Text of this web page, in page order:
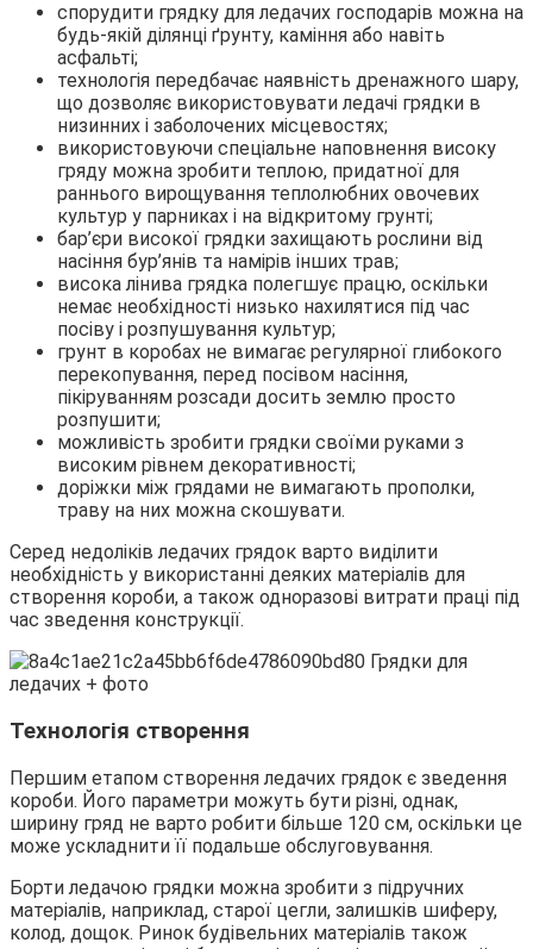
спорудити грядку для ледачих господарів можна на
будь-якій ділянці ґрунту, каміння або навіть
асфальті;
технологія передбачає наявність дренажного шару,
що дозволяє використовувати ледачі грядки в
низинних і заболочених місцевостях;
використовуючи спеціальне наповнення високу
гряду можна зробити теплою, придатної для
раннього вирощування теплолюбних овочевих
культур у парниках і на відкритому грунті;
бар’єри високої грядки захищають рослини від
насіння бур’янів та намірів інших трав;
висока лінива грядка полегшує працю, оскільки
немає необхідності низько нахилятися під час
посіву і розпушування культур;
грунт в коробах не вимагає регулярної глибокого
перекопування, перед посівом насіння,
пікіруванням розсади досить землю просто
розпушити;
можливість зробити грядки своїми руками з
високим рівнем декоративності;
доріжки між грядами не вимагають прополки,
траву на них можна скошувати.
Серед недоліків ледачих грядок варто виділити
необхідність у використанні деяких матеріалів для
створення короби, а також одноразові витрати праці під
час зведення конструкції.
Технологія створення
Першим етапом створення ледачих грядок є зведення
короби. Його параметри можуть бути різні, однак,
ширину гряд не варто робити більше 120 см, оскільки це
може ускладнити її подальше обслуговування.
Борти ледачою грядки можна зробити з підручних
матеріалів, наприклад, старої цегли, залишків шиферу,
колод, дощок. Ринок будівельних матеріалів також